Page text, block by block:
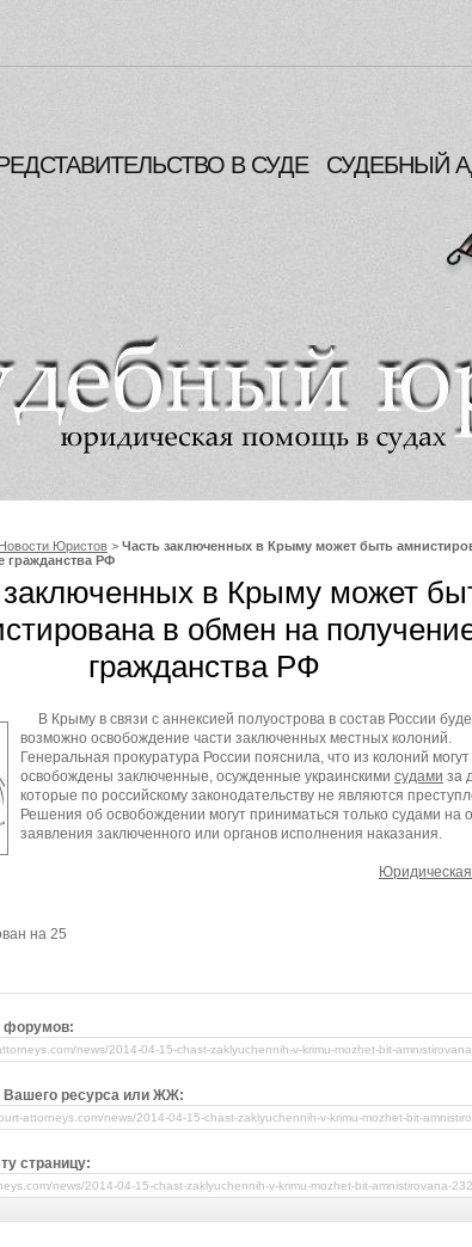
В СУДЕ СУДЕБНЫЙ
Новости Юристов > Часть заключенных в Крыму может быть
гражданства РФ
заключенных в Крыму может
в обмен на
гражданства РФ
В Крыму в связи с аннексией полуострова в состав России
возможно освобождение части заключенных местных колоний.
Генеральная прокуратура России пояснила, что из колоний
освобождены заключенные, осужденные украинскими судами за
которые по российскому законодательству не являются
Решения об освобождении могут приниматься только судами на
заявления заключенного или органов исполнения наказания.
на 25
форумов:
ресурса или ЖЖ:
страницу: